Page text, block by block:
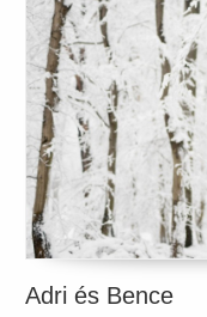
Adri és Bence